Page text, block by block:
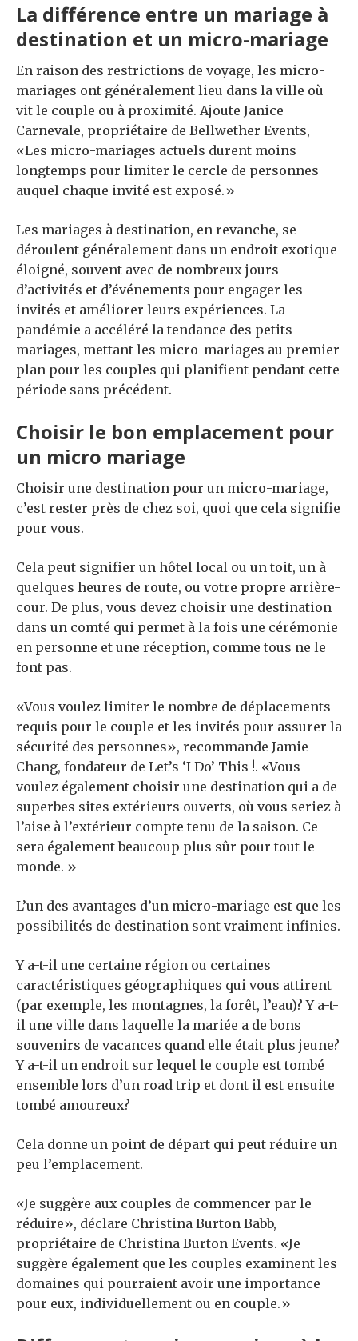
La différence entre un mariage à
destination et un micro-mariage
En raison des restrictions de voyage, les micro-
mariages ont généralement lieu dans la ville où
vit le couple ou à proximité. Ajoute Janice
Carnevale, propriétaire de Bellwether Events,
«Les micro-mariages actuels durent moins
longtemps pour limiter le cercle de personnes
auquel chaque invité est exposé.»
Les mariages à destination, en revanche, se
déroulent généralement dans un endroit exotique
éloigné, souvent avec de nombreux jours
d’activités et d’événements pour engager les
invités et améliorer leurs expériences. La
pandémie a accéléré la tendance des petits
mariages, mettant les micro-mariages au premier
plan pour les couples qui planifient pendant cette
période sans précédent.
Choisir le bon emplacement pour
un micro mariage
Choisir une destination pour un micro-mariage,
c’est rester près de chez soi, quoi que cela signifie
pour vous.
Cela peut signifier un hôtel local ou un toit, un à
quelques heures de route, ou votre propre arrière-
cour. De plus, vous devez choisir une destination
dans un comté qui permet à la fois une cérémonie
en personne et une réception, comme tous ne le
font pas.
«Vous voulez limiter le nombre de déplacements
requis pour le couple et les invités pour assurer la
sécurité des personnes», recommande Jamie
Chang, fondateur de Let’s ‘I Do’ This !. «Vous
voulez également choisir une destination qui a de
superbes sites extérieurs ouverts, où vous seriez à
l’aise à l’extérieur compte tenu de la saison. Ce
sera également beaucoup plus sûr pour tout le
monde. »
L’un des avantages d’un micro-mariage est que les
possibilités de destination sont vraiment infinies.
Y a-t-il une certaine région ou certaines
caractéristiques géographiques qui vous attirent
(par exemple, les montagnes, la forêt, l’eau)? Y a-t-
il une ville dans laquelle la mariée a de bons
souvenirs de vacances quand elle était plus jeune?
Y a-t-il un endroit sur lequel le couple est tombé
ensemble lors d’un road trip et dont il est ensuite
tombé amoureux?
Cela donne un point de départ qui peut réduire un
peu l’emplacement.
«Je suggère aux couples de commencer par le
réduire», déclare Christina Burton Babb,
propriétaire de Christina Burton Events. «Je
suggère également que les couples examinent les
domaines qui pourraient avoir une importance
pour eux, individuellement ou en couple.»